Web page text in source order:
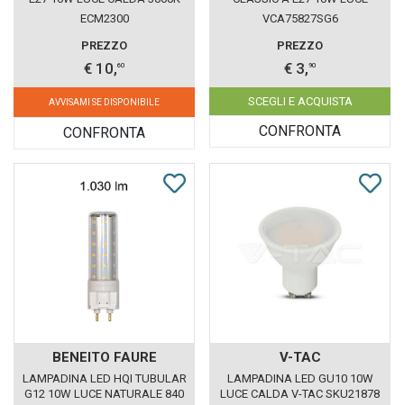
ECOMAN VETRO SATINATO
ECM2300
PREZZO
€ 10,60
AVVISAMI SE DISPONIBILE
CONFRONTA
CALDA 827 LEDVANCE OSRAM
VCA75827SG6
PREZZO
€ 3,90
SCEGLI E ACQUISTA
CONFRONTA
BENEITO FAURE
LAMPADINA LED HQI TUBULAR
G12 10W LUCE NATURALE 840
V-TAC
LAMPADINA LED GU10 10W
LUCE CALDA V-TAC SKU21878